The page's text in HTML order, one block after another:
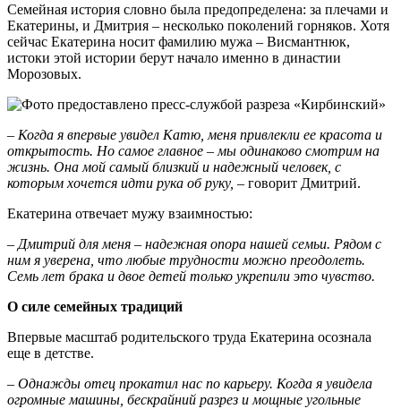
Семейная история словно была предопределена: за плечами и
Екатерины, и Дмитрия – несколько поколений горняков. Хотя
сейчас Екатерина носит фамилию мужа – Висмантнюк,
истоки этой истории берут начало именно в династии
Морозовых.
– Когда я впервые увидел Катю, меня привлекли ее красота и
открытость. Но самое главное – мы одинаково смотрим на
жизнь. Она мой самый близкий и надежный человек, с
которым хочется идти рука об руку, – говорит Дмитрий.
Екатерина отвечает мужу взаимностью:
– Дмитрий для меня – надежная опора нашей семьи. Рядом с
ним я уверена, что любые трудности можно преодолеть.
Семь лет брака и двое детей только укрепили это чувство.
О силе семейных традиций
Впервые масштаб родительского труда Екатерина осознала
еще в детстве.
– Однажды отец прокатил нас по карьеру. Когда я увидела
огромные машины, бескрайний разрез и мощные угольные